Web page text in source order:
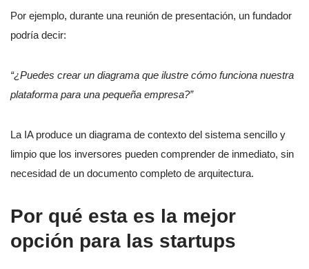
Por ejemplo, durante una reunión de presentación, un fundador
podría decir:
“¿Puedes crear un diagrama que ilustre cómo funciona nuestra
plataforma para una pequeña empresa?”
La IA produce un diagrama de contexto del sistema sencillo y
limpio que los inversores pueden comprender de inmediato, sin
necesidad de un documento completo de arquitectura.
Por qué esta es la mejor
opción para las startups